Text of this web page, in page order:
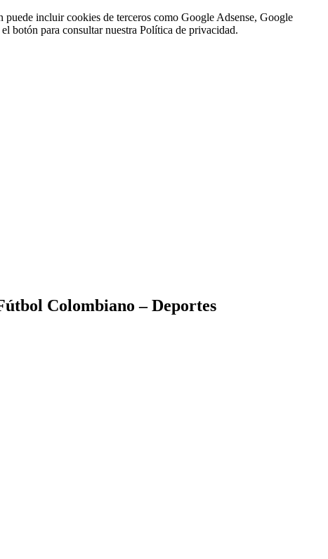
incluir cookies de terceros como Google Adsense, Google
botón para consultar nuestra Política de privacidad.
Colombiano – Deportes